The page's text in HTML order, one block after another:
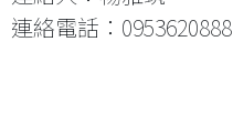
連絡電話：0953620888